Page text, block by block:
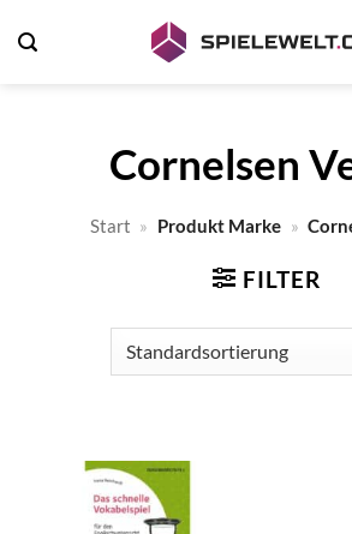
Inhalt
Cornelsen
Start » Produkt Marke »
FILTER